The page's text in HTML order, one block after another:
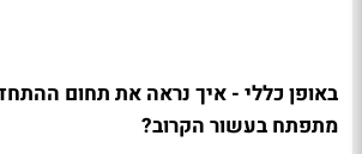
באופן כללי - איך נראה את תחום
מתפתח בעשור הקרוב?